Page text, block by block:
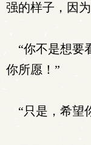
强的样子，因
“你不是想要
你所愿！”
“只是，希望